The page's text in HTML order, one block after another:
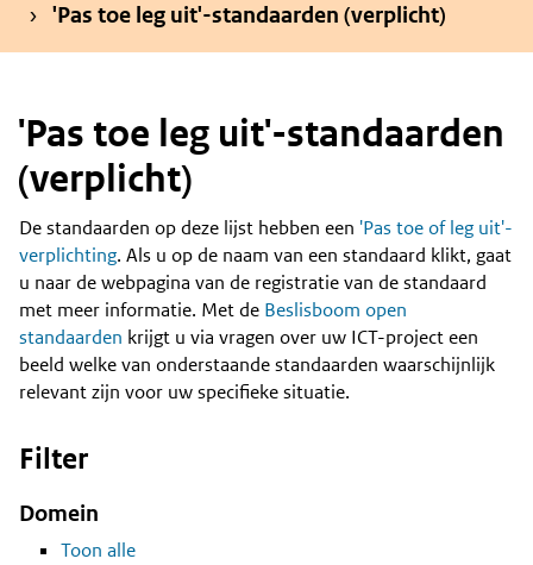
'Pas toe leg uit'-standaarden (verplicht)
'Pas toe leg uit'-standaarden
(verplicht)
Content
De standaarden op deze lijst hebben een 'Pas toe of leg uit'-
verplichting. Als u op de naam van een standaard klikt, gaat
u naar de webpagina van de registratie van de standaard
met meer informatie. Met de Beslisboom open
standaarden krijgt u via vragen over uw ICT-project een
beeld welke van onderstaande standaarden waarschijnlijk
relevant zijn voor uw specifieke situatie.
Filter
Domein
Toon alle